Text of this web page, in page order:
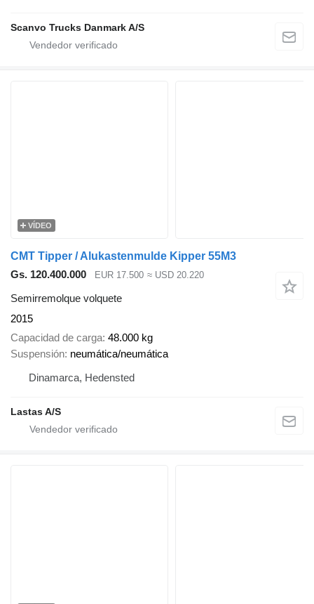
Scanvo Trucks Danmark A/S
VÍDEO
CMT Tipper / Alukastenmulde Kipper 55M3
Gs. 120.400.000
EUR 17.500 ≈ USD 20.220
Semirremolque volquete
2015
Capacidad de carga 48.000 kg
Suspensión neumática/neumática
Dinamarca, Hedensted
Lastas A/S